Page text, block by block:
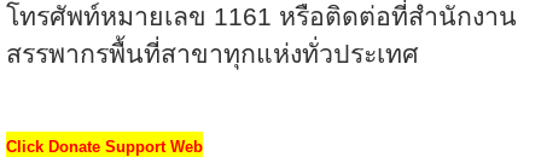
โทรศัพท์หมายเลข 1161 หรือติดต่อที่สำนักงาน
สรรพากรพื้นที่สาขาทุกแห่งทั่วประเทศ
Click Donate Support Web